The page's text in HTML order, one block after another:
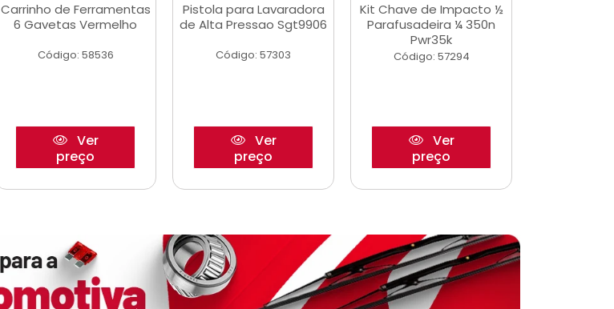
Carrinho de Ferramentas
6 Gavetas Vermelho
Código: 58536
Ver
preço
Pistola para Lavaradora
de Alta Pressao Sgt9906
Código: 57303
Ver
preço
Kit Chave de Impacto ½
Parafusadeira ¼ 350n
Pwr35k
Código: 57294
Ver
preço